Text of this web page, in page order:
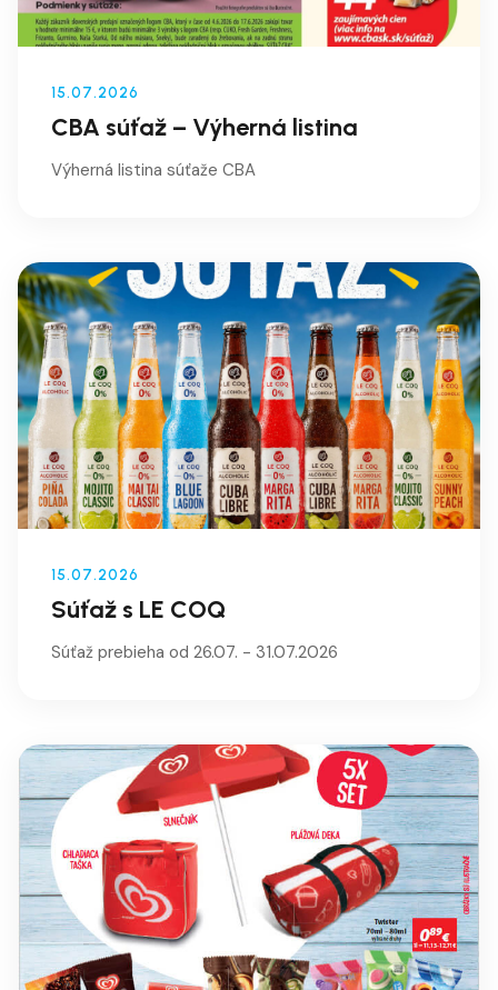
15.07.2026
CBA súťaž – Výherná listina
Výherná listina súťaže CBA
15.07.2026
Súťaž s LE COQ
Súťaž prebieha od 26.07. - 31.07.2026